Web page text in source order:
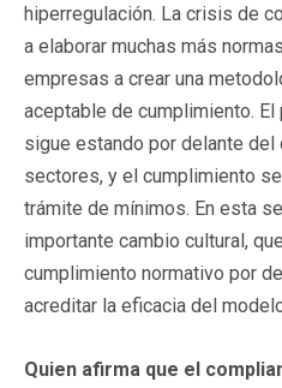
hiperregulación. La crisis de
a elaborar muchas más
empresas a crear una
aceptable de cumplimiento.
sigue estando por delante del
sectores, y el cumplimiento
trámite de mínimos. En esta
importante cambio cultural,
cumplimiento normativo por
acreditar la eficacia del
Quien afirma que el